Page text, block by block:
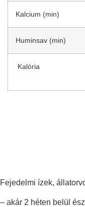
Kalcium (min)
Huminsav (min)
Kalória
Fejedelmi ízek,
– akár 2 héten belül